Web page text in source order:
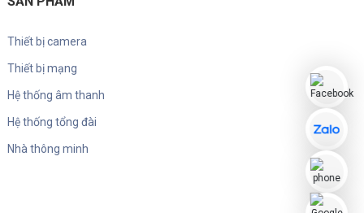
Thiết bị camera
Thiết bị mạng
Hệ thống âm thanh
Hệ thống tổng đài
Nhà thông minh